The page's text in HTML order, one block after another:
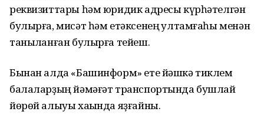
реквизиттары һәм юридик адресы күрһәтелгән
булырға, мисәт һәм етәксенең ҡултамғаһы менән
таныҡланған булырға тейеш.
Бынан алда «Башинформ» ете йәшкә тиклем
балаларҙың йәмәғәт транспортында бушлай
йөрөй алыуы хаҡында яҙғайны.